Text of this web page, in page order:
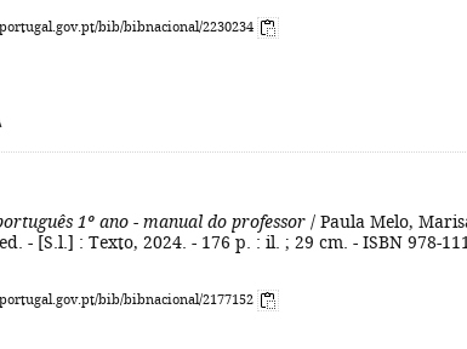
bib/bibnacional/2230234
1º ano - manual do professor / Paula Melo,
- [S.l.] : Texto, 2024. - 176 p. : il. ; 29 cm. - ISBN 978-
bib/bibnacional/2177152